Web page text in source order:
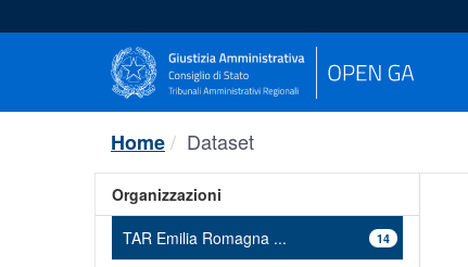
al
Home Dataset
Organizzazioni
TAR Emilia Romagna ...
14